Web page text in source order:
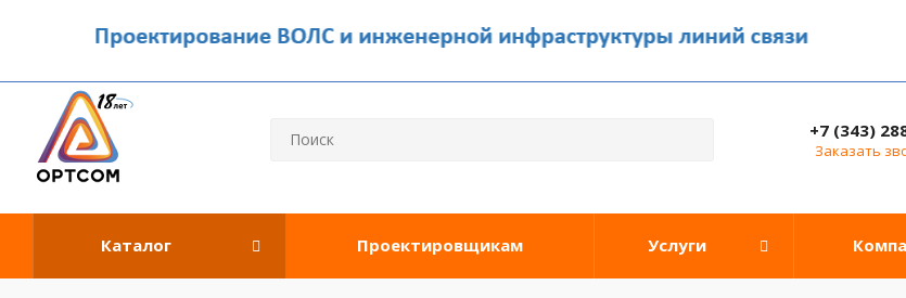
+7 (343)
Заказать
Каталог Проектировщикам Услуги